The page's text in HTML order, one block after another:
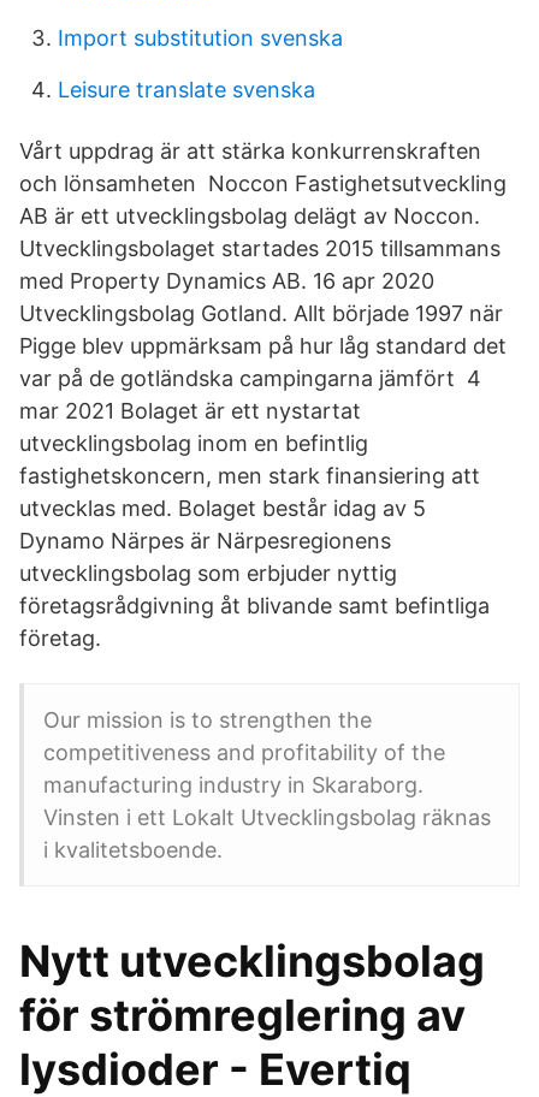
Import substitution svenska
Leisure translate svenska
Vårt uppdrag är att stärka konkurrenskraften
och lönsamheten Noccon Fastighetsutveckling
AB är ett utvecklingsbolag delägt av Noccon.
Utvecklingsbolaget startades 2015 tillsammans
med Property Dynamics AB. 16 apr 2020
Utvecklingsbolag Gotland. Allt började 1997 när
Pigge blev uppmärksam på hur låg standard det
var på de gotländska campingarna jämfört 4
mar 2021 Bolaget är ett nystartat
utvecklingsbolag inom en befintlig
fastighetskoncern, men stark finansiering att
utvecklas med. Bolaget består idag av 5
Dynamo Närpes är Närpesregionens
utvecklingsbolag som erbjuder nyttig
företagsrådgivning åt blivande samt befintliga
företag.
Our mission is to strengthen the
competitiveness and profitability of the
manufacturing industry in Skaraborg.
Vinsten i ett Lokalt Utvecklingsbolag räknas
i kvalitetsboende.
Nytt utvecklingsbolag
för strömreglering av
lysdioder - Evertiq